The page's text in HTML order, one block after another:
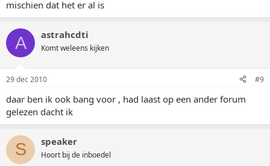
mischien dat het er al is
A astrahcdti
Komt weleens kijken
29 dec 2010 #9
daar ben ik ook bang voor , had laast op een ander forum
gelezen dacht ik
S speaker
Hoort bij de inboedel